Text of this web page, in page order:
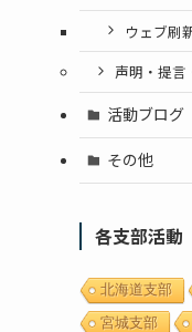
ウェブ刷
声明・提言
活動ブログ
その他
各支部活動
北海道支部
宮城支部